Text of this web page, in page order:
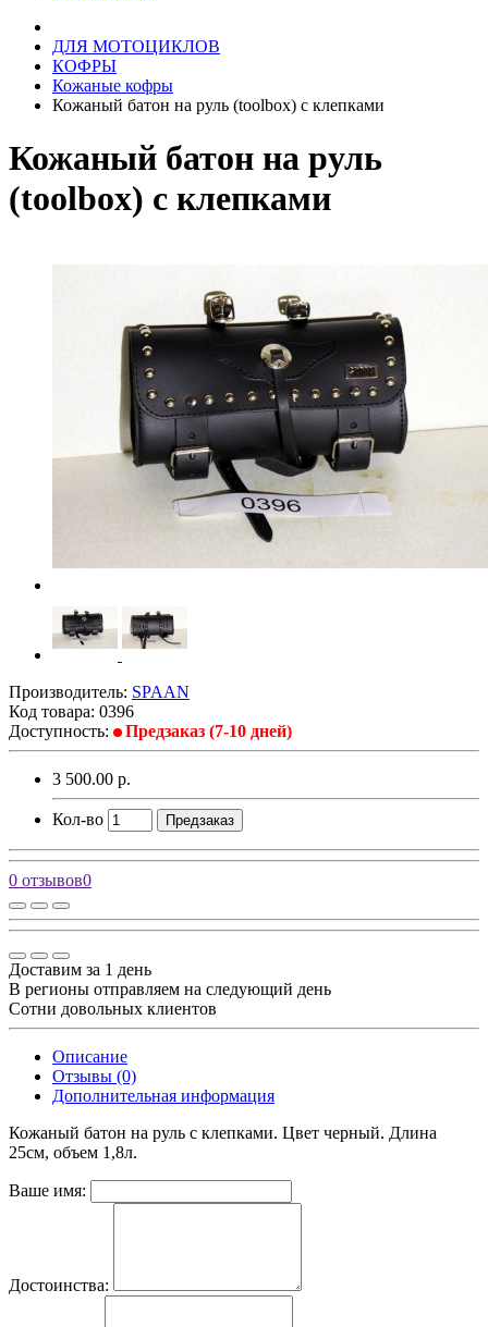
ДЛЯ МОТОЦИКЛОВ
КОФРЫ
Кожаные кофры
Кожаный батон на руль (toolbox) с клепками
Кожаный батон на руль
(toolbox) с клепками
Производитель: SPAAN
Код товара: 0396
Доступность:
Предзаказ (7-10 дней)
3 500.00 р.
Кол-во Предзаказ
0 отзывов0
Доставим за 1 день
В регионы отправляем на следующий день
Сотни довольных клиентов
Описание
Отзывы (0)
Дополнительная информация
Кожаный батон на руль с клепками. Цвет черный. Длина
25см, объем 1,8л.
Ваше имя:
Достоинства: